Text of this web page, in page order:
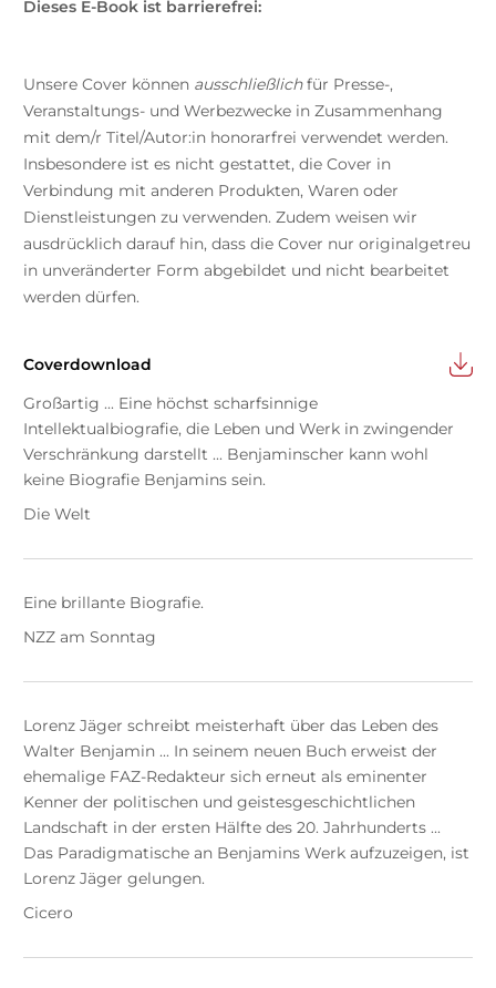
Dieses E-Book ist barrierefrei:
Unsere Cover können ausschließlichfür Presse-,
Veranstaltungs- und Werbezwecke in Zusammenhang
mit dem/r Titel/Autor:in honorarfrei verwendet werden.
Insbesondere ist es nicht gestattet, die Cover in
Verbindung mit anderen Produkten, Waren oder
Dienstleistungen zu verwenden. Zudem weisen wir
ausdrücklich darauf hin, dass die Cover nur originalgetreu
in unveränderter Form abgebildet und nicht bearbeitet
werden dürfen.
Coverdownload
Großartig ... Eine höchst scharfsinnige
Intellektualbiografie, die Leben und Werk in zwingender
Verschränkung darstellt ... Benjaminscher kann wohl
keine Biografie Benjamins sein.
Die Welt
Eine brillante Biografie.
NZZ am Sonntag
Lorenz Jäger schreibt meisterhaft über das Leben des
Walter Benjamin ... In seinem neuen Buch erweist der
ehemalige FAZ-Redakteur sich erneut als eminenter
Kenner der politischen und geistesgeschichtlichen
Landschaft in der ersten Hälfte des 20. Jahrhunderts ...
Das Paradigmatische an Benjamins Werk aufzuzeigen, ist
Lorenz Jäger gelungen.
Cicero